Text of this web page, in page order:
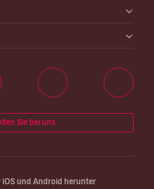
Sie bei uns
iOS und Android herunter